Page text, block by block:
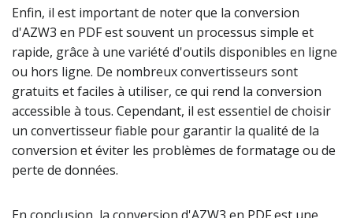
Enfin, il est important de noter que la conversion
d'AZW3 en PDF est souvent un processus simple et
rapide, grâce à une variété d'outils disponibles en ligne
ou hors ligne. De nombreux convertisseurs sont
gratuits et faciles à utiliser, ce qui rend la conversion
accessible à tous. Cependant, il est essentiel de choisir
un convertisseur fiable pour garantir la qualité de la
conversion et éviter les problèmes de formatage ou de
perte de données.